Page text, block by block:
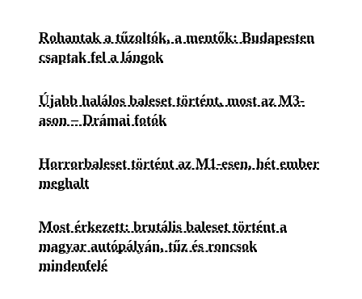
Rohantak a tűzoltók, a mentők: Budapesten
csaptak fel a lángok
Újabb halálos baleset történt, most az M3-
ason – Drámai fotók
Horrorbaleset történt az M1-esen, hét ember
meghalt
Most érkezett: brutális baleset történt a
magyar autópályán, tűz és roncsok
mindenfelé